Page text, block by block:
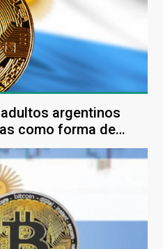
argentinos
como forma de